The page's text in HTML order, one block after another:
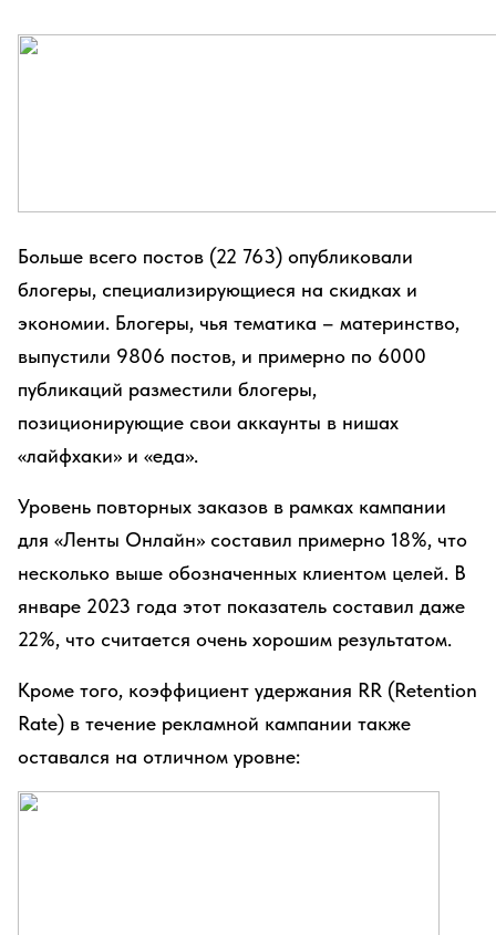
Больше всего постов (22 763) опубликовали
блогеры, специализирующиеся на скидках и
экономии. Блогеры, чья тематика – материнство,
выпустили 9806 постов, и примерно по 6000
публикаций разместили блогеры,
позиционирующие свои аккаунты в нишах
«лайфхаки» и «еда».
Уровень повторных заказов в рамках кампании
для «Ленты Онлайн» составил примерно 18%, что
несколько выше обозначенных клиентом целей. В
январе 2023 года этот показатель составил даже
22%, что считается очень хорошим результатом.
Кроме того, коэффициент удержания RR (Retention
Rate) в течение рекламной кампании также
оставался на отличном уровне: